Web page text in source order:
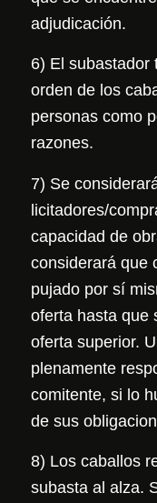
adjudicación.
6) El subastador
orden de los
personas como
razones.
7) Se
licitadores/
capacidad de
considerará que
pujado por sí
oferta hasta que
oferta superior.
plenamente
comitente, si lo
de sus
8) Los caballos
subasta al alza.